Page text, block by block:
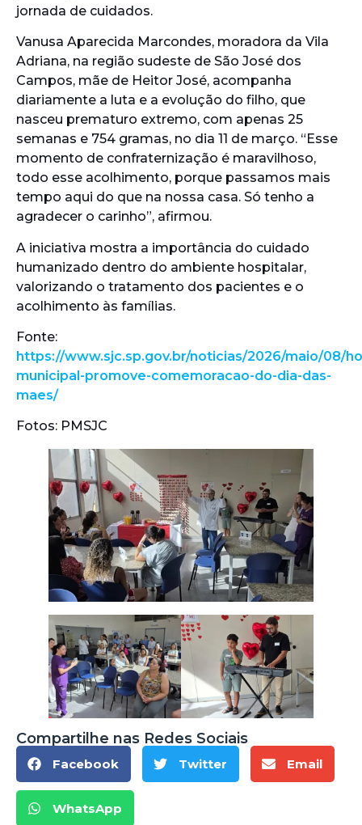
jornada de cuidados.
Vanusa Aparecida Marcondes, moradora da Vila
Adriana, na região sudeste de São José dos
Campos, mãe de Heitor José, acompanha
diariamente a luta e a evolução do filho, que
nasceu prematuro extremo, com apenas 25
semanas e 754 gramas, no dia 11 de março. “Esse
momento de confraternização é maravilhoso,
todo esse acolhimento, porque passamos mais
tempo aqui do que na nossa casa. Só tenho a
agradecer o carinho”, afirmou.
A iniciativa mostra a importância do cuidado
humanizado dentro do ambiente hospitalar,
valorizando o tratamento dos pacientes e o
acolhimento às famílias.
Fonte:
https://www.sjc.sp.gov.br/noticias/2026/maio/08/
municipal-promove-comemoracao-do-dia-das-
maes/
Fotos: PMSJC
Compartilhe nas Redes Sociais
Facebook Twitter Email
WhatsApp